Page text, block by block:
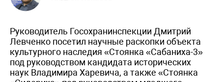
Руководитель Госохранинспекции Дмитрий
Левченко посетил научные раскопки объекта
культурного наследия «Стоянка «Сабаниха-3»
под руководством кандидата исторических
наук Владимира Харевича, а также «Стоянка